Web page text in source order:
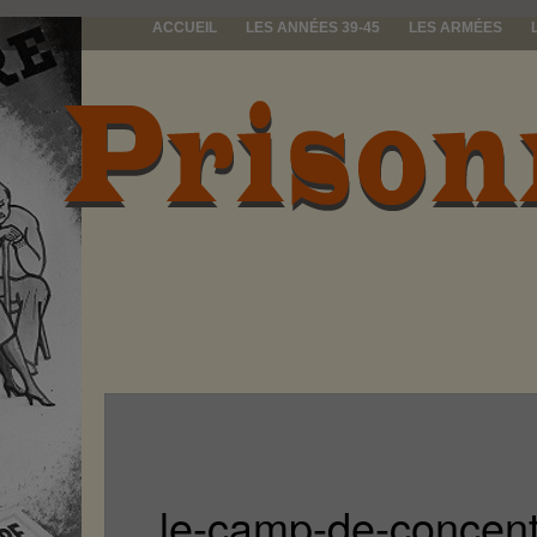
ACCUEIL LES ANNÉES 39-45 LES ARMÉES
prisonniers